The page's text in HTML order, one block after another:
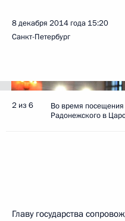
8 декабря 2014 года 15:20
Санкт-Петербург
2 из 6
Во время посещения
Радонежского в
Главу государства